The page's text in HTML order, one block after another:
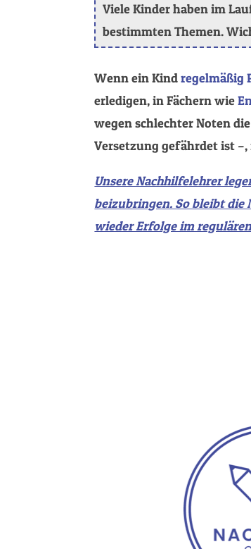
Viele Kinder haben im
bestimmten Themen.
Wenn ein Kindregelmäßig
erledigen, in Fächern wie
wegen schlechter Noten
Versetzung gefährdet ist
Unsere Nachhilfelehrer
beizubringen. So bleibt die
wieder Erfolge im